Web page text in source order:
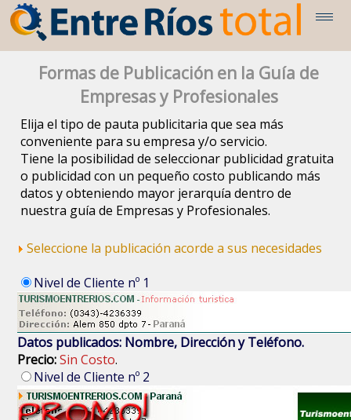
Formas de Publicación en la Guía de
Empresas y Profesionales
Elija el tipo de pauta publicitaria que sea más
conveniente para su empresa y/o servicio.
Tiene la posibilidad de seleccionar publicidad gratuita
o publicidad con un pequeño costo publicando más
datos y obteniendo mayor jerarquía dentro de
nuestra guía de Empresas y Profesionales.
Seleccione la publicación acorde a sus necesidades
Nivel de Cliente nº 1
Datos publicados: Nombre, Dirección y Teléfono.
Precio:Sin Costo.
Nivel de Cliente nº 2